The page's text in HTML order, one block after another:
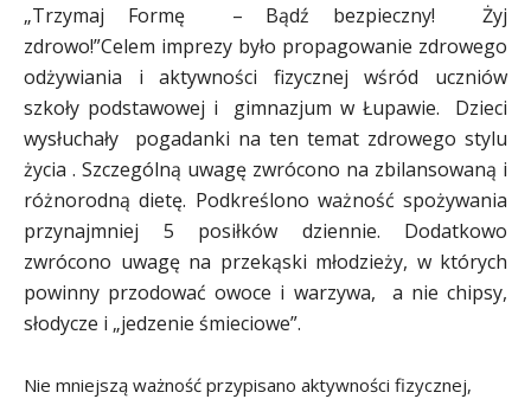
„Trzymaj Formę – Bądź bezpieczny! Żyj
zdrowo!”Celem imprezy było propagowanie zdrowego
odżywiania i aktywności fizycznej wśród uczniów
szkoły podstawowej i gimnazjum w Łupawie. Dzieci
wysłuchały pogadanki na ten temat zdrowego stylu
życia . Szczególną uwagę zwrócono na zbilansowaną i
różnorodną dietę. Podkreślono ważność spożywania
przynajmniej 5 posiłków dziennie. Dodatkowo
zwrócono uwagę na przekąski młodzieży, w których
powinny przodować owoce i warzywa, a nie chipsy,
słodycze i „jedzenie śmieciowe”.
Nie mniejszą ważność przypisano aktywności fizycznej,